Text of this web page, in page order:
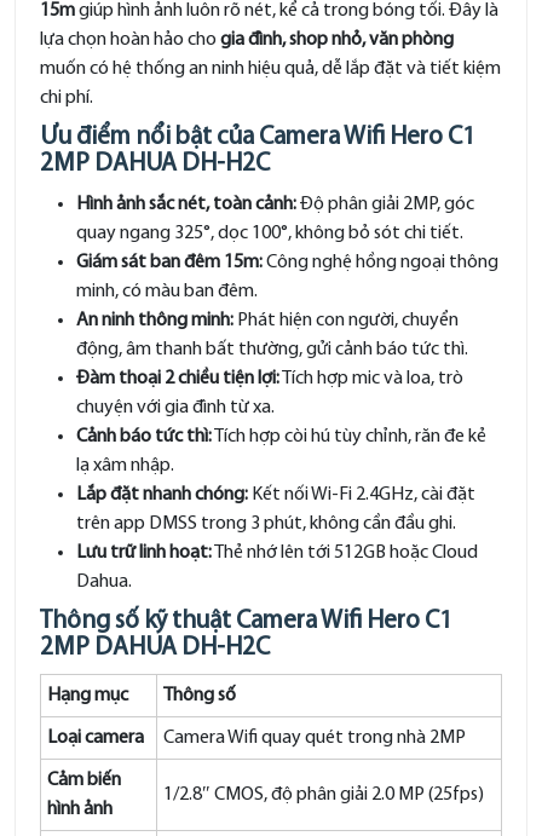
15mgiúp hình ảnh luôn rõ nét, kể cả trong bóng tối. Đây là
lựa chọn hoàn hảo cho gia đình, shop nhỏ, văn phòng
muốn có hệ thống an ninh hiệu quả, dễ lắp đặt và tiết kiệm
chi phí.
Ưu điểm nổi bật của Camera Wifi Hero C1
2MP DAHUA DH-H2C
Hình ảnh sắc nét, toàn cảnh:Độ phân giải 2MP, góc
quay ngang 325°, dọc 100°, không bỏ sót chi tiết.
Giám sát ban đêm 15m:Công nghệ hồng ngoại thông
minh, có màu ban đêm.
An ninh thông minh: Phát hiện con người, chuyển
động, âm thanh bất thường, gửi cảnh báo tức thì.
Đàm thoại 2 chiều tiện lợi: Tích hợp mic và loa, trò
chuyện với gia đình từ xa.
Cảnh báo tức thì: Tích hợp còi hú tùy chỉnh, răn đe kẻ
lạ xâm nhập.
Lắp đặt nhanh chóng: Kết nối Wi-Fi 2.4GHz, cài đặt
trên app DMSS trong 3 phút, không cần đầu ghi.
Lưu trữ linh hoạt: Thẻ nhớ lên tới 512GB hoặc Cloud
Dahua.
Thông số kỹ thuật Camera Wifi Hero C1
2MP DAHUA DH-H2C
Hạng mục Thông số
Loại camera Camera Wifi quay quét trong nhà 2MP
Cảm biến
hình ảnh
1/2.8″ CMOS, độ phân giải 2.0 MP (25fps)